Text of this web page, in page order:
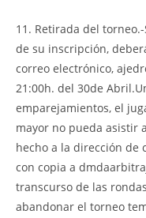
11. Retirada del
de su inscripción,
correo electrónico,
21:00h. del 30de
emparejamientos, el
mayor no pueda asistir
hecho a la dirección de
con copia a
transcurso de las
abandonar el torneo